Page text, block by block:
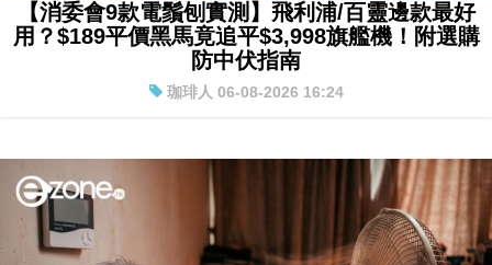
【消委會9款電鬚刨實測】飛利浦/百靈邊款最好
用？$189平價黑馬竟追平$3,998旗艦機！附選購
防中伏指南
珈琲人 06-08-2026 16:24